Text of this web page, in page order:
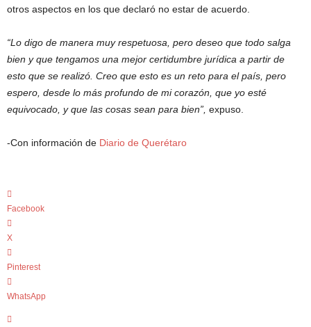
otros aspectos en los que declaró no estar de acuerdo.
“Lo digo de manera muy respetuosa, pero deseo que todo salga
bien y que tengamos una mejor certidumbre jurídica a partir de
esto que se realizó. Creo que esto es un reto para el país, pero
espero, desde lo más profundo de mi corazón, que yo esté
equivocado, y que las cosas sean para bien”, expuso.
-Con información de Diario de Querétaro
Facebook
X
Pinterest
WhatsApp